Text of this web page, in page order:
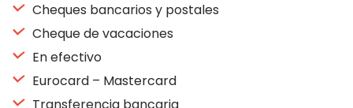
Cheques bancarios y postales
Cheque de vacaciones
En efectivo
Eurocard – Mastercard